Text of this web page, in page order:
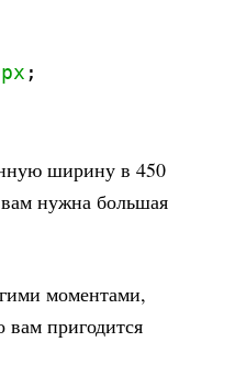
;
ширину в 450
нужна большая
моментами,
пригодится